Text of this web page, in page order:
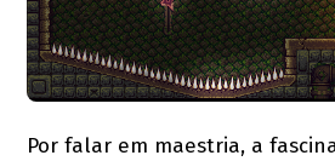
Por falar em maestria, a